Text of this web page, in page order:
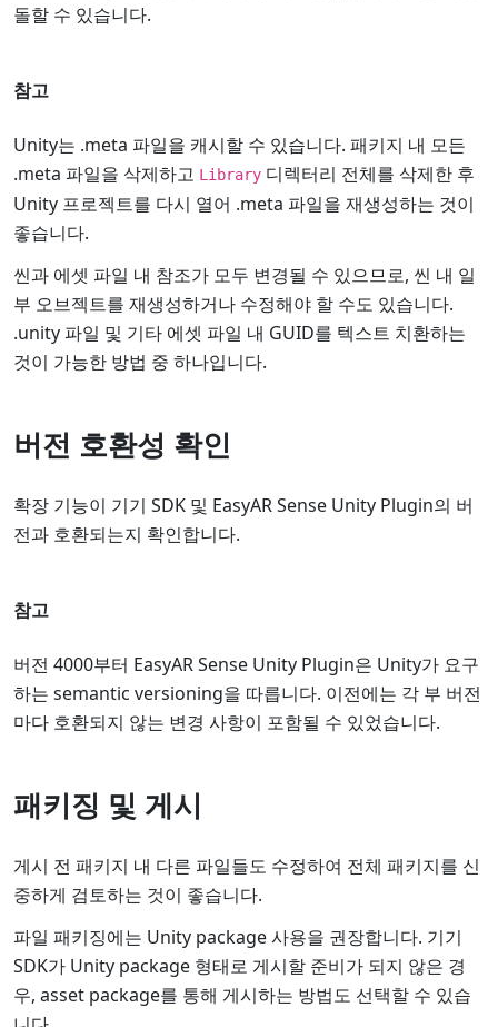
돌할 수 있습니다.
참고
Unity는 .meta 파일을 캐시할 수 있습니다. 패키지 내 모든
.meta 파일을 삭제하고 Library 디렉터리 전체를 삭제한 후
Unity 프로젝트를 다시 열어 .meta 파일을 재생성하는 것이
좋습니다.
씬과 에셋 파일 내 참조가 모두 변경될 수 있으므로, 씬 내 일
부 오브젝트를 재생성하거나 수정해야 할 수도 있습니다.
.unity 파일 및 기타 에셋 파일 내 GUID를 텍스트 치환하는
것이 가능한 방법 중 하나입니다.
버전 호환성 확인
확장 기능이 기기 SDK 및 EasyAR Sense Unity Plugin의 버
전과 호환되는지 확인합니다.
참고
버전 4000부터 EasyAR Sense Unity Plugin은 Unity가 요구
하는 semantic versioning을 따릅니다. 이전에는 각 부 버전
마다 호환되지 않는 변경 사항이 포함될 수 있었습니다.
패키징 및 게시
게시 전 패키지 내 다른 파일들도 수정하여 전체 패키지를 신
중하게 검토하는 것이 좋습니다.
파일 패키징에는 Unity package 사용을 권장합니다. 기기
SDK가 Unity package 형태로 게시할 준비가 되지 않은 경
우, asset package를 통해 게시하는 방법도 선택할 수 있습